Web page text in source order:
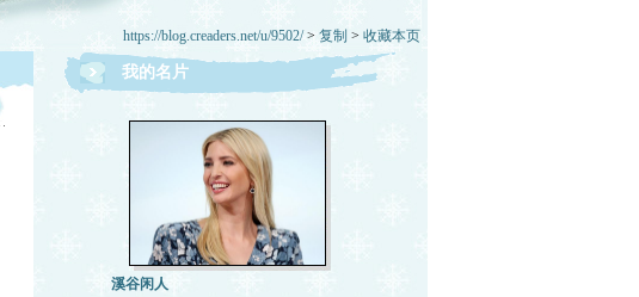
https://blog.creaders.net/u/9502/> 复制 > 收藏本页
我的名片
溪谷闲人